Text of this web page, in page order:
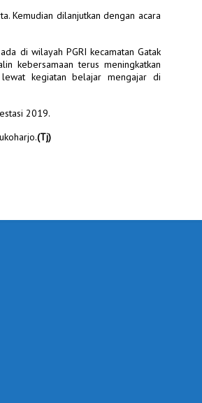
Kemudian dilanjutkan dengan acara
di wilayah PGRI kecamatan Gatak
kebersamaan terus meningkatkan
kegiatan belajar mengajar di
2019.
(Tj)